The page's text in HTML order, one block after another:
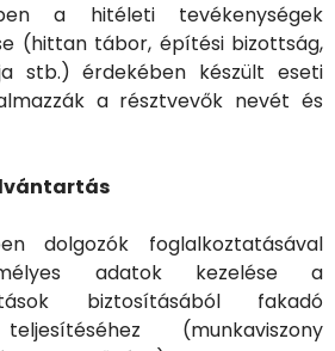
a hitéleti tevékenységek
(hittan tábor, építési bizottság,
stb.) érdekében készült eseti
a résztvevők nevét és
dolgozók foglalkoztatásával
adatok kezelése a
biztosításából fakadó
(munkaviszony